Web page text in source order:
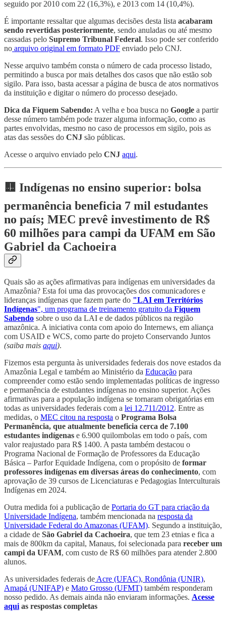
seguido por 2010 com 22 (16,3%), e 2013 com 14 (10,4%).
É importante ressaltar que algumas decisões desta lista acabaram
sendo revertidas posteriormente, sendo anuladas ou até mesmo
cassadas pelo Supremo Tribunal Federal. Isso pode ser conferido
no arquivo original em formato PDF enviado pelo CNJ.
Nesse arquivo também consta o número de cada processo listado,
permitindo a busca por mais detalhes dos casos que não estão sob
sigilo. Para isso, basta acessar a página de busca de atos normativos
da instituição e digitar o número do processo desejado.
Dica da Fiquem Sabendo: A velha e boa busca no Google a partir
desse número também pode trazer alguma informação, como as
partes envolvidas, mesmo no caso de processos em sigilo, pois as
atas das sessões do CNJ são públicas.
Acesse o arquivo enviado pelo CNJ aqui.
🟨 Indígenas no ensino superior: bolsa
permanência beneficia 7 mil estudantes
no país; MEC prevê investimento de R$
60 milhões para campi da UFAM em São
Gabriel da Cachoeira
Quais são as ações afirmativas para indígenas em universidades da
Amazônia? Esta foi uma das provocações dos comunicadores e
lideranças indígenas que fazem parte do "LAI em Territórios
Indígenas", um programa de treinamento gratuito da Fiquem
Sabendo sobre o uso da LAI e de dados públicos na região
amazônica. A iniciativa conta com apoio do Internews, em aliança
com USAID e WCS, como parte do projeto Conservando Juntos
(saiba mais aqui).
Fizemos esta pergunta às universidades federais dos nove estados da
Amazônia Legal e também ao Ministério da Educação para
compreender como estão sendo implementadas políticas de ingresso
e permanência de estudantes indígenas no ensino superior. Ações
afirmativas para a população indígena se tornaram obrigatórias em
todas as universidades federais com a lei 12.711/2012. Entre as
medidas, o MEC citou na resposta o Programa Bolsa
Permanência, que atualmente beneficia cerca de 7.100
estudantes indígenas e 6.900 quilombolas em todo o país, com
valor reajustado para R$ 1400. A pasta também destacou o
Programa Nacional de Formação de Professores da Educação
Básica – Parfor Equidade Indígena, com o propósito de formar
professores indígenas em diversas áreas do conhecimento, com
aprovação de 39 cursos de Licenciaturas e Pedagogias Interculturais
Indígenas em 2024.
Outra medida foi a publicação de Portaria do GT para criação da
Universidade Indígena, também mencionada na resposta da
Universidade Federal do Amazonas (UFAM). Segundo a instituição,
a cidade de São Gabriel da Cachoeira, que tem 23 etnias e fica a
mais de 800km da capital, Manaus, foi selecionada para receber um
campi da UFAM, com custo de R$ 60 milhões para atender 2.800
alunos.
As universidades federais de Acre (UFAC), Rondônia (UNIR),
Amapá (UNIFAP) e Mato Grosso (UFMT) também responderam
nosso pedido. As demais ainda não enviaram informações. Acesse
aqui as respostas completas